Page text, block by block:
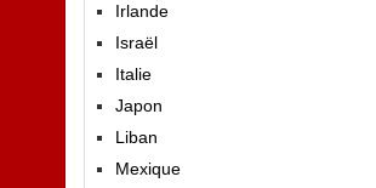
Irlande
Israël
Italie
Japon
Liban
Mexique